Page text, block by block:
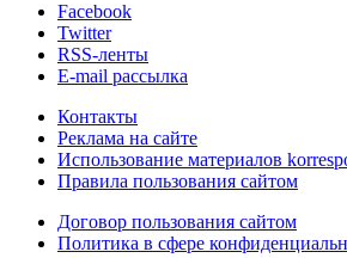
Facebook
Twitter
RSS-ленты
E-mail рассылка
Контакты
Реклама на сайте
Использование материалов
Правила пользования сайтом
Договор пользования сайтом
Политика в сфере